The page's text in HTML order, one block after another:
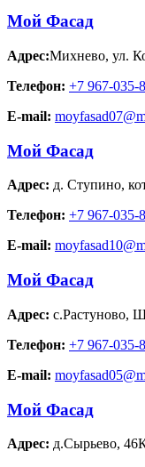
Мой Фасад
Адрес:Михнево, ул.
Телефон: +7 967-035-
E-mail:
Мой Фасад
Адрес: д. Ступино,
Телефон: +7 967-035-
E-mail:
Мой Фасад
Адрес: с.Растуново,
Телефон: +7 967-035-
E-mail:
Мой Фасад
Адрес: д.Сырьево,